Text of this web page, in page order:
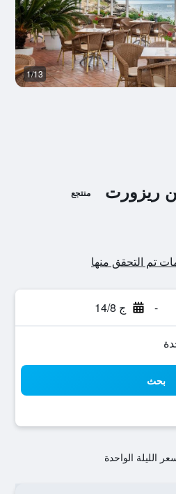
ريزورت منتجع
- ج 14/8
بحث
الليلة الواحدة
1/13